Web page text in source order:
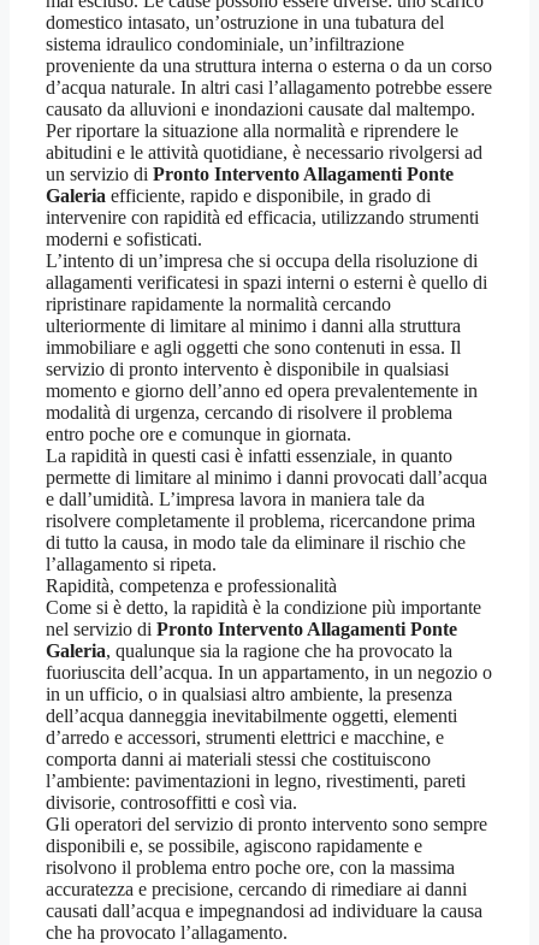
domestico intasato, un’ostruzione in una tubatura del
sistema idraulico condominiale, un’infiltrazione
proveniente da una struttura interna o esterna o da un corso
d’acqua naturale. In altri casi l’allagamento potrebbe essere
causato da alluvioni e inondazioni causate dal maltempo.
Per riportare la situazione alla normalità e riprendere le
abitudini e le attività quotidiane, è necessario rivolgersi ad
un servizio di Pronto Intervento Allagamenti Ponte
Galeria efficiente, rapido e disponibile, in grado di
intervenire con rapidità ed efficacia, utilizzando strumenti
moderni e sofisticati.
L’intento di un’impresa che si occupa della risoluzione di
allagamenti verificatesi in spazi interni o esterni è quello di
ripristinare rapidamente la normalità cercando
ulteriormente di limitare al minimo i danni alla struttura
immobiliare e agli oggetti che sono contenuti in essa. Il
servizio di pronto intervento è disponibile in qualsiasi
momento e giorno dell’anno ed opera prevalentemente in
modalità di urgenza, cercando di risolvere il problema
entro poche ore e comunque in giornata.
La rapidità in questi casi è infatti essenziale, in quanto
permette di limitare al minimo i danni provocati dall’acqua
e dall’umidità. L’impresa lavora in maniera tale da
risolvere completamente il problema, ricercandone prima
di tutto la causa, in modo tale da eliminare il rischio che
l’allagamento si ripeta.
Rapidità, competenza e professionalità
Come si è detto, la rapidità è la condizione più importante
nel servizio di Pronto Intervento Allagamenti Ponte
Galeria, qualunque sia la ragione che ha provocato la
fuoriuscita dell’acqua. In un appartamento, in un negozio o
in un ufficio, o in qualsiasi altro ambiente, la presenza
dell’acqua danneggia inevitabilmente oggetti, elementi
d’arredo e accessori, strumenti elettrici e macchine, e
comporta danni ai materiali stessi che costituiscono
l’ambiente: pavimentazioni in legno, rivestimenti, pareti
divisorie, controsoffitti e così via.
Gli operatori del servizio di pronto intervento sono sempre
disponibili e, se possibile, agiscono rapidamente e
risolvono il problema entro poche ore, con la massima
accuratezza e precisione, cercando di rimediare ai danni
causati dall’acqua e impegnandosi ad individuare la causa
che ha provocato l’allagamento.